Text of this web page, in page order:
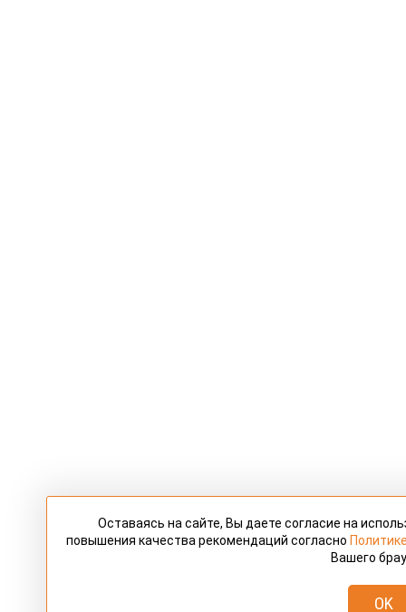
Оставаясь на сайте, Вы даете согласие на
повышения качества рекомендаций согласно
Вашего
OK